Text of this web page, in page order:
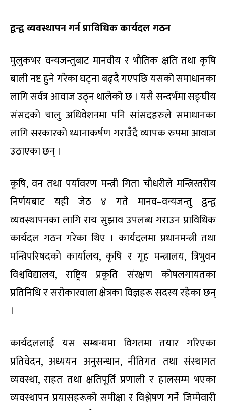
द्वन्द्व व्यवस्थापन गर्न प्राविधिक कार्यदल गठन
मुलुकभर वन्यजन्तुबाट मानवीय र भौतिक क्षति तथा कृषि
बाली नष्ट हुने गरेका घट्ना बढ्दै गएपछि यसको समाधानका
लागि सर्वत्र आवाज उठ्न थालेको छ । यसै सन्दर्भमा सङ्घीय
संसदको चालु अधिवेशनमा पनि सांसदहरुले समाधानका
लागि सरकारको ध्यानाकर्षण गराउँदै व्यापक रुपमा आवाज
उठाएका छन् ।
कृषि, वन तथा पर्यावरण मन्त्री गिता चौधरीले मन्त्रिस्तरीय
निर्णयबाट यही जेठ ४ गते मानव–वन्यजन्तु द्वन्द्व
व्यवस्थापनका लागि राय सुझाव उपलब्ध गराउन प्राविधिक
कार्यदल गठन गरेका थिए । कार्यदलमा प्रधानमन्त्री तथा
मन्त्रिपरिषदको कार्यालय, कृषि र गृह मन्त्रालय, त्रिभुवन
विश्वविद्यालय, राष्ट्रिय प्रकृति संरक्षण कोषलगायतका
प्रतिनिधि र सरोकारवाला क्षेत्रका विज्ञहरू सदस्य रहेका छन्
।
कार्यदललाई यस सम्बन्धमा विगतमा तयार गरिएका
प्रतिवेदन, अध्ययन अनुसन्धान, नीतिगत तथा संस्थागत
व्यवस्था, राहत तथा क्षतिपूर्ति प्रणाली र हालसम्म भएका
व्यवस्थापन प्रयासहरूको समीक्षा र विश्लेषण गर्ने जिम्मेवारी